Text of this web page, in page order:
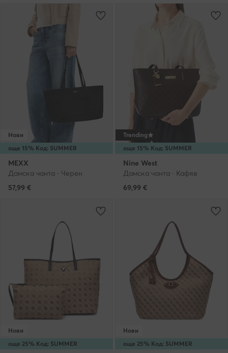
още 15% Код: SUMMER
Нови
MEXX
Дамска чанта · Черен
57,99 €
още 15% Код: SUMMER
Trending
Nine West
Дамска чанта · Кафяв
69,99 €
още 25% Код: SUMMER
Нови
още 25% Код: SUMMER
Нови